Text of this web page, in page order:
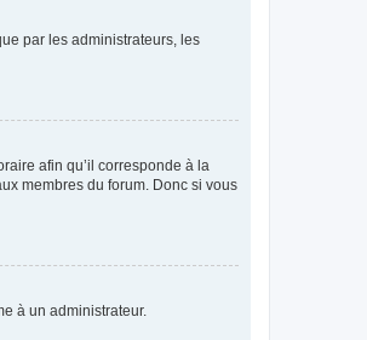
par les administrateurs, les
afin qu’il corresponde à la
membres du forum. Donc si vous
à un administrateur.